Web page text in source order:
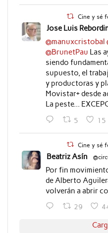
Cine y sé
Jose Luis
@manuxcristobal
@BrunetPau Las
siendo
supuesto, el
y productoras y
Movistar+ desde
La peste...
5 15
Cine y sé
Beatriz Asín
Por fin
de Alberto
volverán a abrir
29